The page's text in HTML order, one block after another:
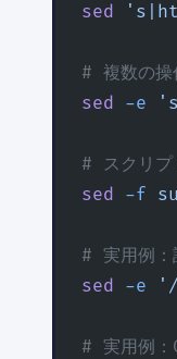
sed
# 複数の操
sed -e
# スクリプ
sed -f
# 実用例：
sed -e '/
# 実用例：